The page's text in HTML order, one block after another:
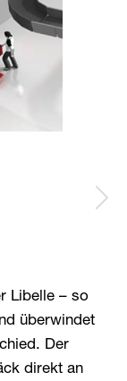
Libelle – so
überwindet
Der
direkt an